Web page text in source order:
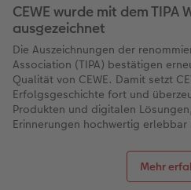
CEWE wurde mit dem TIPA
ausgezeichnet
Die Auszeichnungen der
Association (TIPA) bestätigen
Qualität von CEWE. Damit setzt
Erfolgsgeschichte fort und
Produkten und digitalen
Erinnerungen hochwertig erlebbar
Mehr